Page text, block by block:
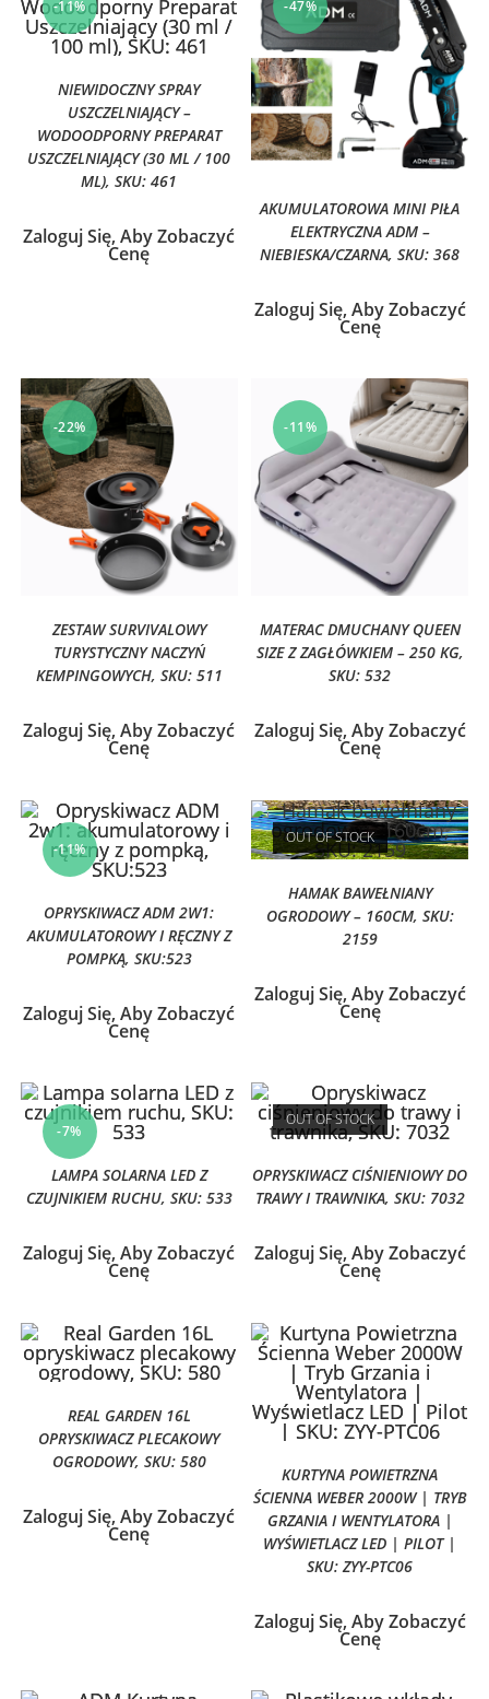
-11%
NIEWIDOCZNY SPRAY
USZCZELNIAJĄCY –
WODOODPORNY PREPARAT
USZCZELNIAJĄCY (30 ML / 100
ML), SKU: 461
Zaloguj Się, Aby Zobaczyć
Cenę
-47%
AKUMULATOROWA MINI PIŁA
ELEKTRYCZNA ADM –
NIEBIESKA/CZARNA, SKU: 368
Zaloguj Się, Aby Zobaczyć
Cenę
-22%
ZESTAW SURVIVALOWY
TURYSTYCZNY NACZYŃ
KEMPINGOWYCH, SKU: 511
Zaloguj Się, Aby Zobaczyć
Cenę
-11%
MATERAC DMUCHANY QUEEN
SIZE Z ZAGŁÓWKIEM – 250 KG,
SKU: 532
Zaloguj Się, Aby Zobaczyć
Cenę
-11%
OPRYSKIWACZ ADM 2W1:
AKUMULATOROWY I RĘCZNY Z
POMPKĄ, SKU:523
Zaloguj Się, Aby Zobaczyć
Cenę
OUT OF STOCK
HAMAK BAWEŁNIANY
OGRODOWY – 160CM, SKU:
2159
Zaloguj Się, Aby Zobaczyć
Cenę
-7%
LAMPA SOLARNA LED Z
CZUJNIKIEM RUCHU, SKU: 533
Zaloguj Się, Aby Zobaczyć
Cenę
OUT OF STOCK
OPRYSKIWACZ CIŚNIENIOWY DO
TRAWY I TRAWNIKA, SKU: 7032
Zaloguj Się, Aby Zobaczyć
Cenę
REAL GARDEN 16L
OPRYSKIWACZ PLECAKOWY
OGRODOWY, SKU: 580
Zaloguj Się, Aby Zobaczyć
Cenę
KURTYNA POWIETRZNA
ŚCIENNA WEBER 2000W | TRYB
GRZANIA I WENTYLATORA |
WYŚWIETLACZ LED | PILOT |
SKU: ZYY-PTC06
Zaloguj Się, Aby Zobaczyć
Cenę